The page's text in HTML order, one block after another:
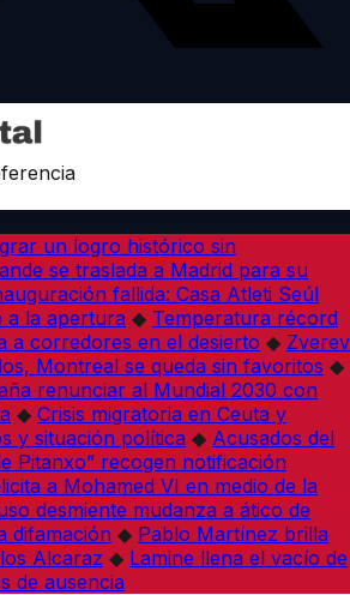
un logro histórico sin
se traslada a Madrid para su
fallida: Casa Atleti Seúl
a la apertura ◆ Temperatura récord
a corredores en el desierto ◆ Zverev
Montreal se queda sin favoritos ◆
renunciar al Mundial 2030 con
◆ Crisis migratoria en Ceuta y
y situación política ◆ Acusados del
Pitanxo” recogen notificación
a Mohamed VI en medio de la
desmiente mudanza a ático de
difamación ◆ Pablo Martínez brilla
Alcaraz ◆ Lamine llena el vacío de
de ausencia